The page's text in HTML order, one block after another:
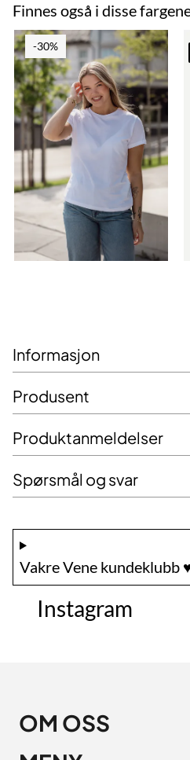
Finnes også i disse
-30%
Informasjon
Produsent
Produktanmeldelser
Spørsmål og svar
Vakre Vene kundeklubb
Instagram
OM OSS
Vakre Vene